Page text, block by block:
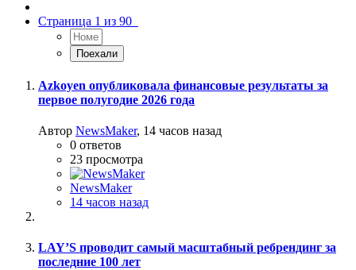
Страница 1 из 90
Azkoyen опубликовала финансовые результаты за
первое полугодие 2026 года
Автор NewsMaker, 14 часов назад
0 ответов
23 просмотра
NewsMaker
14 часов назад
LAY’S проводит самый масштабный ребрендинг за
последние 100 лет